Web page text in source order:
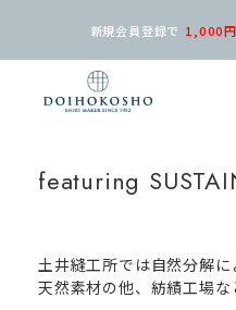
新規会員登録で 1,000
featuring
土井縫工所では自然分解
天然素材の他、紡績工場